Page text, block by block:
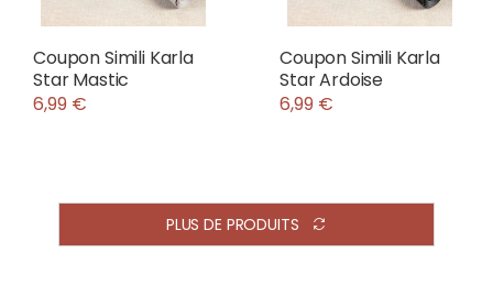
Coupon Simili Karla
Star Mastic
6,99 €
Coupon Simili Karla
Star Ardoise
6,99 €
PLUS DE PRODUITS